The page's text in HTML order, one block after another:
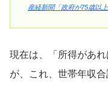
産経新聞「政府が75歳以
現在は、「所得があ
が、これ、世帯年収